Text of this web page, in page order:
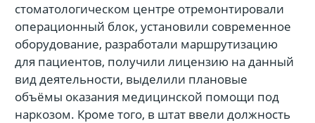
стоматологическом центре отремонтировали
операционный блок, установили современное
оборудование, разработали маршрутизацию
для пациентов, получили лицензию на данный
вид деятельности, выделили плановые
объёмы оказания медицинской помощи под
наркозом. Кроме того, в штат ввели должность